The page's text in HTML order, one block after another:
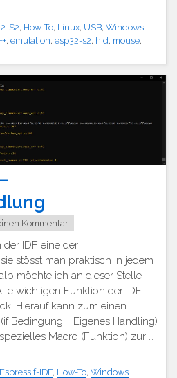
S2, How-To, Linux, USB, Windows
, emulation, esp32-s2, hid, mouse,
Kommentar
IDF eine der
stösst man praktisch in jedem
möchte ich an dieser Stelle
wichtigen Funktion der IDF
Hierauf kann zum einen
Bedingung + Eigenes Handling)
Macro (Funktion) zur …
Espressif-IDF How-To Windows